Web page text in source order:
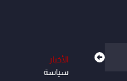
الأخبار
سياسة